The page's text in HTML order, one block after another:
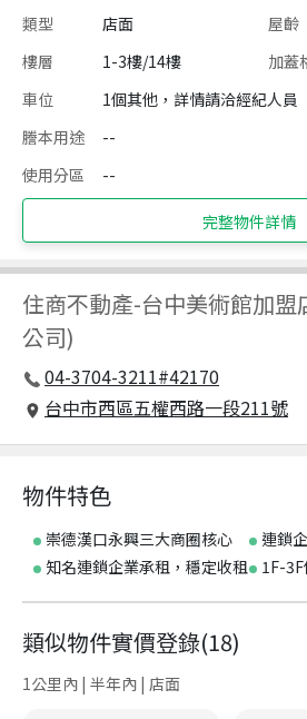
類型 店面 屋齡
樓層
1-3樓/14樓 加蓋
車位
1個其他，詳情請洽經紀人員
謄本用途
--
使用分區
--
完整物件詳情
住商不動產-台中美術館加盟
公司)
04-3704-3211#42170
台中市西區五權西路一段211號
物件特色
崇德漢口永興三大商圈核心
連鎖
知名連鎖企業承租，穩定收租
1F-
類似物件實價登錄(18)
1公里內 | 半年內 | 店面